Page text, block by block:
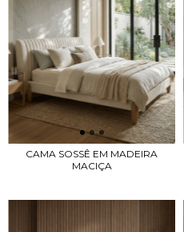
CAMA SOSSÊ EM MADEIRA
MACIÇA